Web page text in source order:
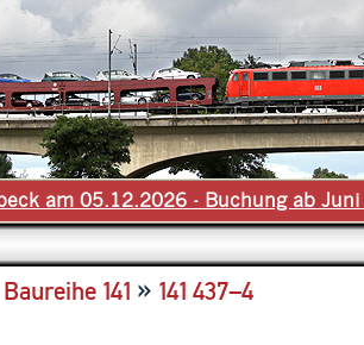
am 05.12.2026 - Buchung ab
Baureihe 141 » 141 437–4